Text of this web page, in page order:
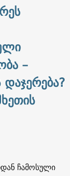
–
ჩამოსული